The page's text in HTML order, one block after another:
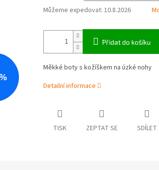
Můžeme expedovat: 10.8.2026
Přidat do košíku
Měkké boty s kožíškem na úzké nohy
Detailní informace
TISK ZEPTAT SE SDÍLET